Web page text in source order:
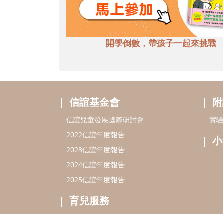
開學倒數，帶孩子一起來挑戰
信誼基金會
信誼兒童發展國際研討會
2022信誼年度報告
2023信誼年度報告
2024信誼年度報告
2025信誼年度報告
育兒服務
實